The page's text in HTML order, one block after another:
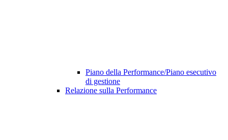
Piano della Performance/Piano esecutivo
di gestione
Relazione sulla Performance